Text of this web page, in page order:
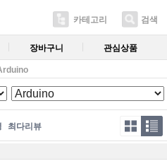
카테고리 검색
장바구니 관심상품
최다리뷰